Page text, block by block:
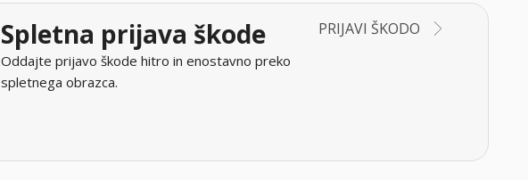
Spletna prijava škode
Oddajte prijavo škode hitro in enostavno preko
spletnega obrazca.
PRIJAVI ŠKODO